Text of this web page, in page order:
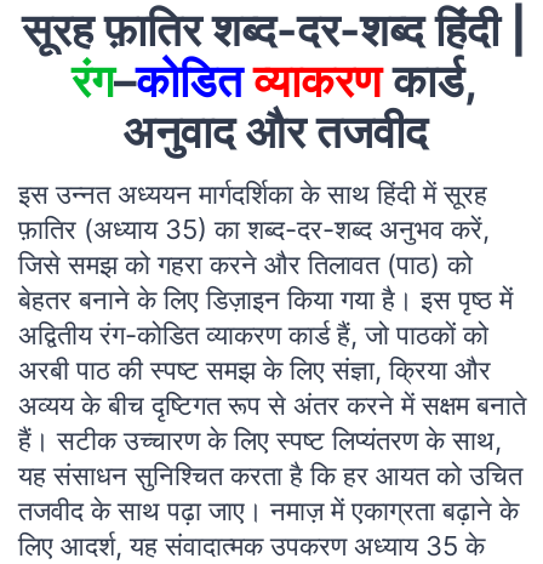
सूरह फ़ातिर शब्द-दर-शब्द हिंदी |
रंग–कोडित व्याकरणकार्ड,
अनुवाद और तजवीद
इस उन्नत अध्ययन मार्गदर्शिका के साथ हिंदी में सूरह
फ़ातिर (अध्याय 35) का शब्द-दर-शब्द अनुभव करें,
जिसे समझ को गहरा करने और तिलावत (पाठ) को
बेहतर बनाने के लिए डिज़ाइन किया गया है। इस पृष्ठ में
अद्वितीय रंग-कोडित व्याकरण कार्ड हैं, जो पाठकों को
अरबी पाठ की स्पष्ट समझ के लिए संज्ञा, क्रिया और
अव्यय के बीच दृष्टिगत रूप से अंतर करने में सक्षम बनाते
हैं। सटीक उच्चारण के लिए स्पष्ट लिप्यंतरण के साथ,
यह संसाधन सुनिश्चित करता है कि हर आयत को उचित
तजवीद के साथ पढ़ा जाए। नमाज़ में एकाग्रता बढ़ाने के
लिए आदर्श, यह संवादात्मक उपकरण अध्याय 35 के